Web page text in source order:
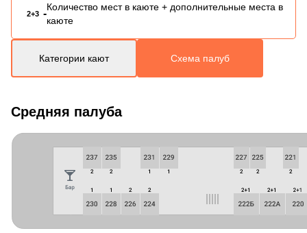
2+3 -
Количество мест в каюте + дополнительные места в
каюте
Категории кают Схема палуб
Средняя палуба